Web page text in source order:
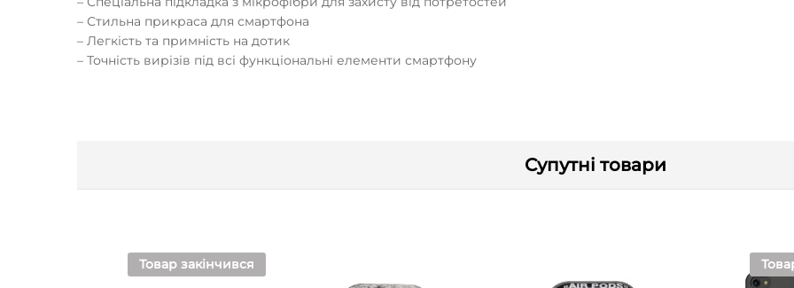
– Стильна прикраса для смартфона
– Легкість та примність на дотик
– Точність вирізів під всі функціональні елементи смартфону
Супутні товари
Товар закінчився